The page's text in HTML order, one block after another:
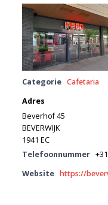
Categorie Cafetaria
Adres
Beverhof 45
BEVERWIJK
1941 EC
Telefoonnummer
Website https://